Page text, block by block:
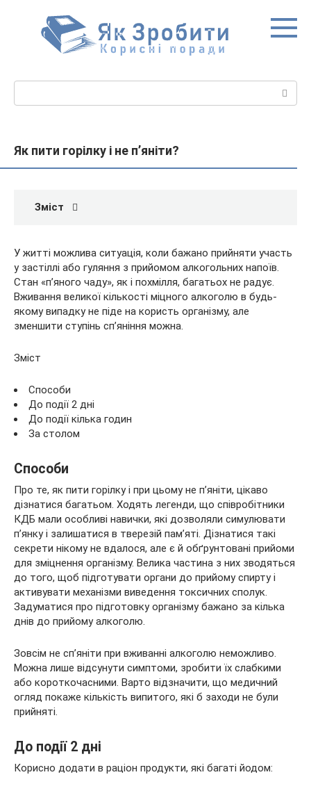
Як пити горілку і не п’яніти?
Зміст
У житті можлива ситуація, коли бажано прийняти участь
у застіллі або гуляння з прийомом алкогольних напоїв.
Стан «п’яного чаду», як і похмілля, багатьох не радує.
Вживання великої кількості міцного алкоголю в будь-
якому випадку не піде на користь організму, але
зменшити ступінь сп’яніння можна.
Зміст
Способи
До події 2 дні
До події кілька годин
За столом
Способи
Про те, як пити горілку і при цьому не п’яніти, цікаво
дізнатися багатьом. Ходять легенди, що співробітники
КДБ мали особливі навички, які дозволяли симулювати
п’янку і залишатися в тверезій пам’яті. Дізнатися такі
секрети нікому не вдалося, але є й обґрунтовані прийоми
для зміцнення організму. Велика частина з них зводяться
до того, щоб підготувати органи до прийому спирту і
активувати механізми виведення токсичних сполук.
Задуматися про підготовку організму бажано за кілька
днів до прийому алкоголю.
Зовсім не сп’яніти при вживанні алкоголю неможливо.
Можна лише відсунути симптоми, зробити їх слабкими
або короткочасними. Варто відзначити, що медичний
огляд покаже кількість випитого, які б заходи не були
прийняті.
До події 2 дні
Корисно додати в раціон продукти, які багаті йодом: